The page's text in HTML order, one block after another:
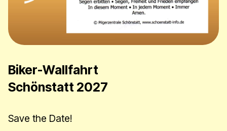
Biker-Wallfahrt
Schönstatt 2027
​​​​Save the Date!